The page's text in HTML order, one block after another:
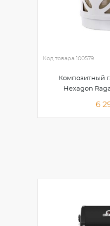
Код товара 100579
Композитный
Hexagon
6